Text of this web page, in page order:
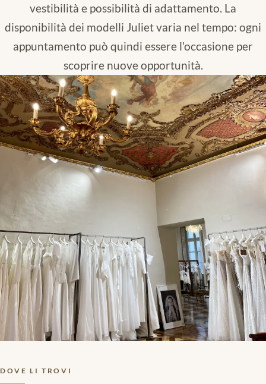
vestibilità e possibilità di adattamento. La
disponibilità dei modelli Juliet varia nel tempo: ogni
appuntamento può quindi essere l’occasione per
scoprire nuove opportunità.
DOVE LI TROVI